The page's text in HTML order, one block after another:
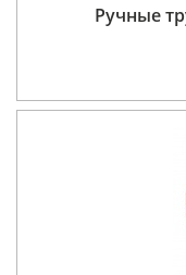
Ручные